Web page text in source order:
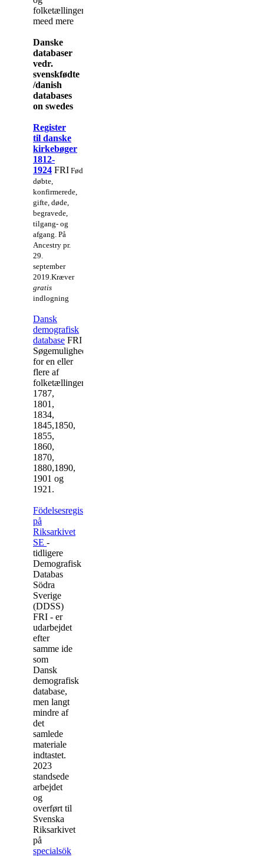
folketællinger
meed mere
Danske
databaser
vedr.
svenskfødte
/danish
databases
on swedes
Register
til danske
kirkebøger
1812-
1924 FRI Fødte,
døbte,
konfirmerede,
gifte, døde,
begravede,
tilgang- og
afgang. På
Ancestry pr.
29.
september
2019.Kræver
gratis
indlogning
Dansk
demografisk
database FRI
Søgemuligheder
for en eller
flere af
folketællinger
1787,
1801,
1834,
1845,1850,
1855,
1860,
1870,
1880,1890,
1901 og
1921.
Födelsesregister
på
Riksarkivet
SE -
tidligere
Demografisk
Databas
Södra
Sverige
(DDSS)
FRI - er
udarbejdet
efter
samme ide
som
Dansk
demografisk
database,
men langt
mindre af
det
samlede
materiale
indtastet.
2023
standsede
arbejdet
og
overført til
Svenska
Riksarkivet
på
specialsök